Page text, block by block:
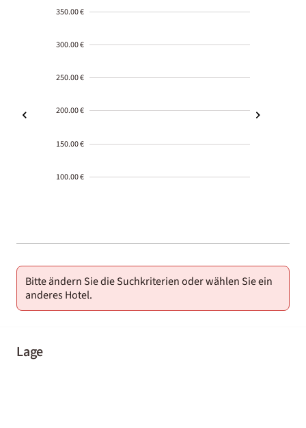
350.00 €
300.00 €
250.00 €
200.00 €
150.00 €
100.00 €
01-02
Bitte ändern Sie die Suchkriterien oder wählen Sie ein
anderes Hotel.
Lage